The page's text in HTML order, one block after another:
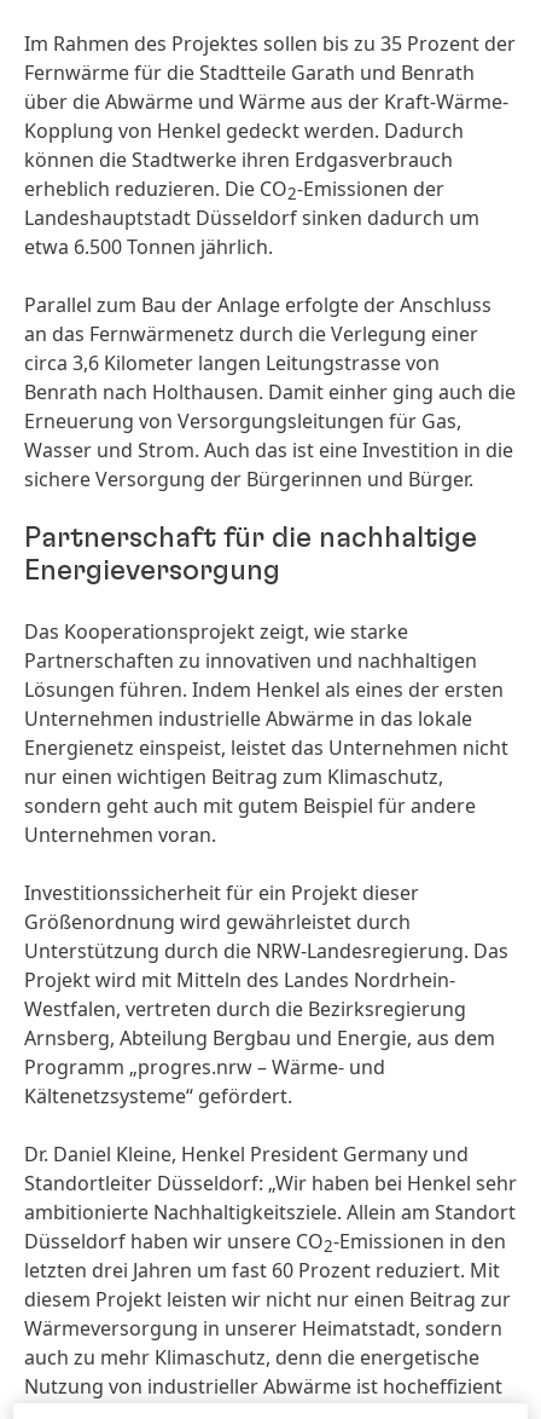
Im Rahmen des Projektes sollen bis zu 35 Prozent der
Fernwärme für die Stadtteile Garath und Benrath
über die Abwärme und Wärme aus der Kraft-Wärme-
Kopplung von Henkel gedeckt werden. Dadurch
können die Stadtwerke ihren Erdgasverbrauch
erheblich reduzieren. Die CO2-Emissionen der
Landeshauptstadt Düsseldorf sinken dadurch um
etwa 6.500 Tonnen jährlich.
Parallel zum Bau der Anlage erfolgte der Anschluss
an das Fernwärmenetz durch die Verlegung einer
circa 3,6 Kilometer langen Leitungstrasse von
Benrath nach Holthausen. Damit einher ging auch die
Erneuerung von Versorgungsleitungen für Gas,
Wasser und Strom. Auch das ist eine Investition in die
sichere Versorgung der Bürgerinnen und Bürger.
Partnerschaft für die nachhaltige
Energieversorgung
Das Kooperationsprojekt zeigt, wie starke
Partnerschaften zu innovativen und nachhaltigen
Lösungen führen. Indem Henkel als eines der ersten
Unternehmen industrielle Abwärme in das lokale
Energienetz einspeist, leistet das Unternehmen nicht
nur einen wichtigen Beitrag zum Klimaschutz,
sondern geht auch mit gutem Beispiel für andere
Unternehmen voran.
Investitionssicherheit für ein Projekt dieser
Größenordnung wird gewährleistet durch
Unterstützung durch die NRW-Landesregierung. Das
Projekt wird mit Mitteln des Landes Nordrhein-
Westfalen, vertreten durch die Bezirksregierung
Arnsberg, Abteilung Bergbau und Energie, aus dem
Programm „progres.nrw – Wärme- und
Kältenetzsysteme“ gefördert.
Dr. Daniel Kleine, Henkel President Germany und
Standortleiter Düsseldorf: „Wir haben bei Henkel sehr
ambitionierte Nachhaltigkeitsziele. Allein am Standort
Düsseldorf haben wir unsere CO2-Emissionen in den
letzten drei Jahren um fast 60 Prozent reduziert. Mit
diesem Projekt leisten wir nicht nur einen Beitrag zur
Wärmeversorgung in unserer Heimatstadt, sondern
auch zu mehr Klimaschutz, denn die energetische
Nutzung von industrieller Abwärme ist hocheffizient